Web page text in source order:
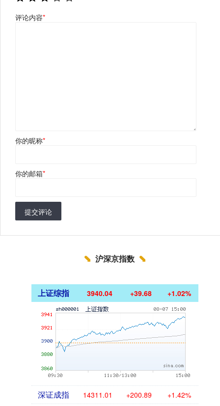
评论内容*
你的昵称*
你的邮箱*
提交评论
沪深京指数
上证综指 3940.04 +39.68 +1.02%
深证成指 14311.01 +200.89 +1.42%